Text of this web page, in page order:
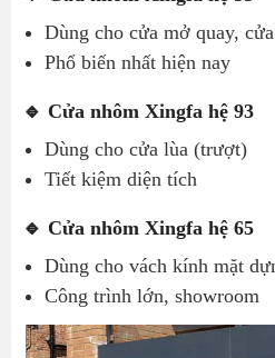
Dùng cho cửa mở quay,
Phổ biến nhất hiện nay
🔹 Cửa nhôm Xingfa hệ 93
Dùng cho cửa lùa (trượt)
Tiết kiệm diện tích
🔹 Cửa nhôm Xingfa hệ 65
Dùng cho vách kính mặt
Công trình lớn, showroom